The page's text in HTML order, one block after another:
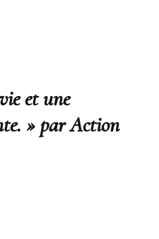
et une
» par Action